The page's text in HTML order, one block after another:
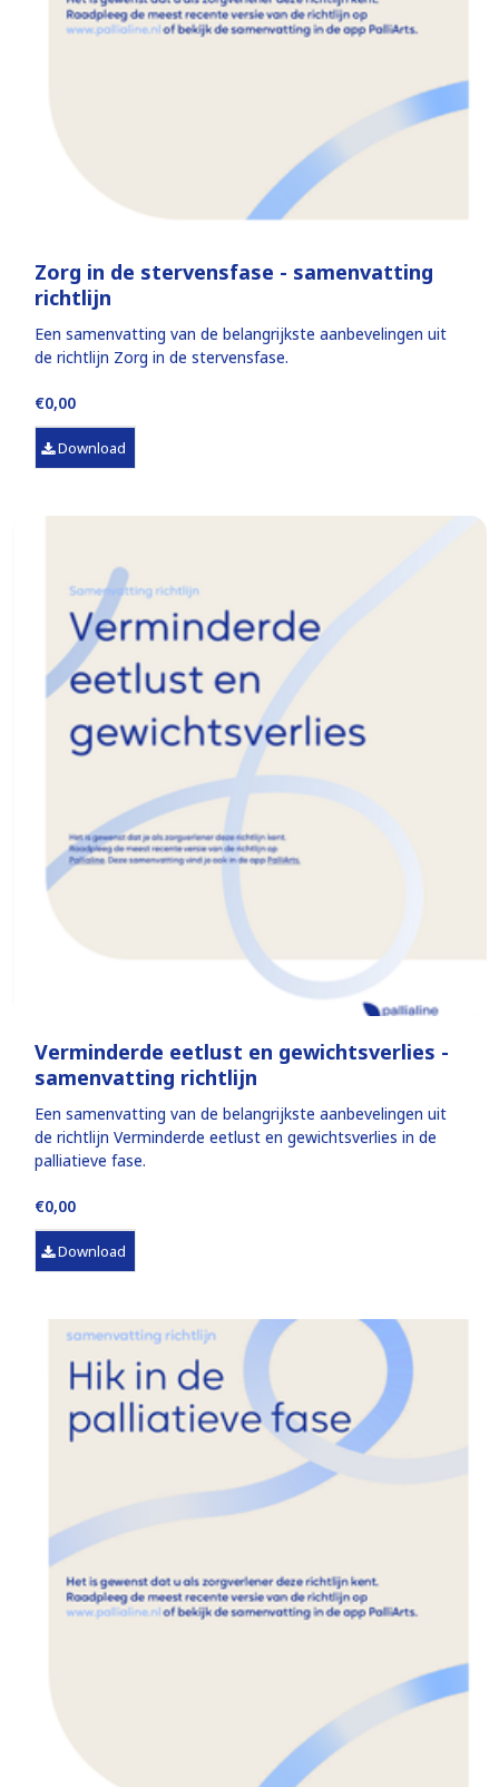
Zorg in de stervensfase - samenvatting
richtlijn
Een samenvatting van de belangrijkste aanbevelingen uit
de richtlijn Zorg in de stervensfase.
€0,00
Download
Verminderde eetlust en gewichtsverlies -
samenvatting richtlijn
Een samenvatting van de belangrijkste aanbevelingen uit
de richtlijn Verminderde eetlust en gewichtsverlies in de
palliatieve fase.
€0,00
Download